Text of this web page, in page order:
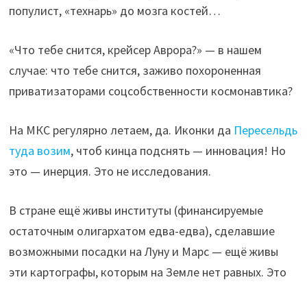
популист, «технарь» до мозга костей…
«Что тебе снится, крейсер Аврора?» — в нашем
случае: что тебе снится, заживо похороненная
приватизаторами соцсобственности космонавтика?
На МКС регулярно летаем, да. Иконки да Пересельдь
туда возим, чтоб кинца подснять — инновация! Но
это — инерция. Это не исследования.
В стране ещё живы институты (финансируемые
остаточным олигархатом едва-едва), сделавшие
возможными посадки на Луну и Марс — ещё живы
эти картографы, которым на Земле нет равных. Это